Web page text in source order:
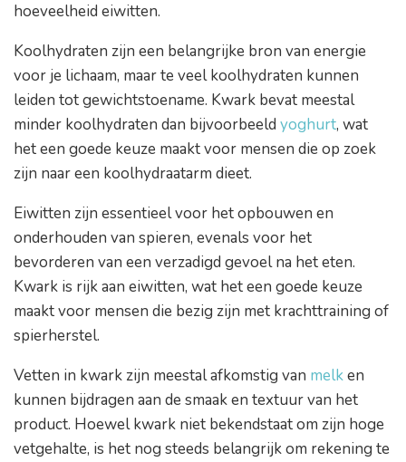
hoeveelheid eiwitten.
Koolhydraten zijn een belangrijke bron van energie
voor je lichaam, maar te veel koolhydraten kunnen
leiden tot gewichtstoename. Kwark bevat meestal
minder koolhydraten dan bijvoorbeeld yoghurt, wat
het een goede keuze maakt voor mensen die op zoek
zijn naar een koolhydraatarm dieet.
Eiwitten zijn essentieel voor het opbouwen en
onderhouden van spieren, evenals voor het
bevorderen van een verzadigd gevoel na het eten.
Kwark is rijk aan eiwitten, wat het een goede keuze
maakt voor mensen die bezig zijn met krachttraining of
spierherstel.
Vetten in kwark zijn meestal afkomstig van melken
kunnen bijdragen aan de smaak en textuur van het
product. Hoewel kwark niet bekendstaat om zijn hoge
vetgehalte, is het nog steeds belangrijk om rekening te